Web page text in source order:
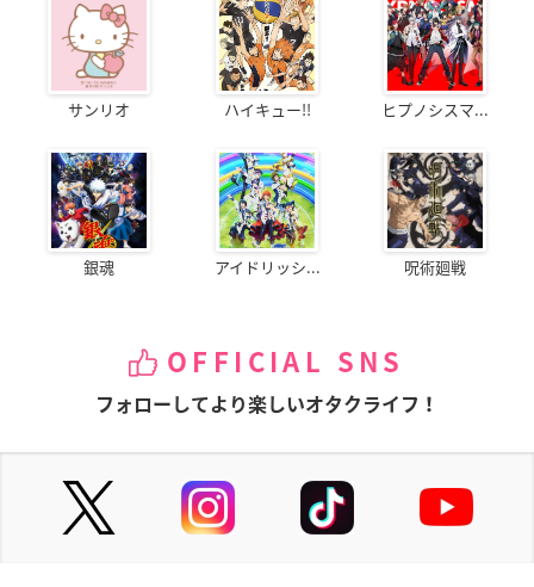
サンリオ ハイキュー!! ヒプノシスマ...
銀魂 アイドリッシ... 呪術廻戦
OFFICIAL SNS
フォローしてより楽しいオタクライフ！